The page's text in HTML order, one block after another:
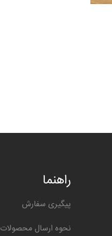
راهنما
پیگیری سفارش
نحوه ارسال محصولات